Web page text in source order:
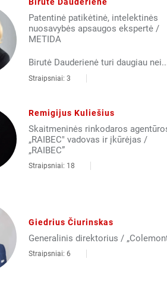
Patentinė patikėtinė, intelektinės
nuosavybės apsaugos ekspertė /
METIDA
Birutė Dauderienė turi daugiau
Straipsniai: 3
Remigijus Kuliešius
Skaitmeninės rinkodaros
„RAIBEC" vadovas ir įkūrėjas /
„RAIBEC”
Straipsniai: 18
Giedrius Čiurinskas
Generalinis direktorius /
Straipsniai: 6